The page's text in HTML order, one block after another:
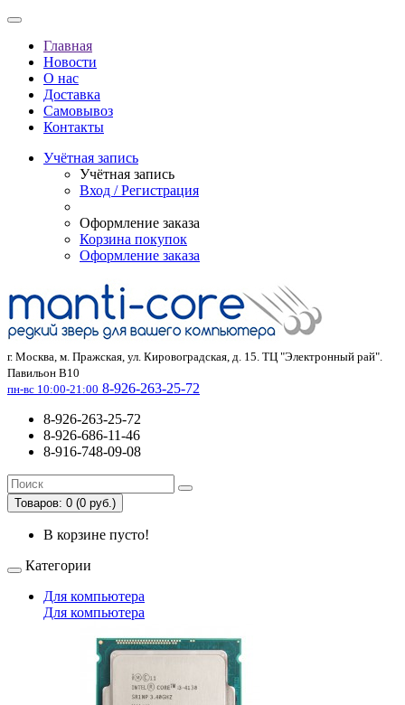
Главная
Новости
О нас
Доставка
Самовывоз
Контакты
Учётная запись
Учётная запись
Вход / Регистрация
Оформление заказа
Корзина покупок
Оформление заказа
г. Москва, м. Пражская, ул. Кировоградская, д. 15. ТЦ "Электронный рай".
Павильон В10
пн-вс 10:00-21:00 8-926-263-25-72
8-926-263-25-72
8-926-686-11-46
8-916-748-09-08
Товаров: 0 (0 руб.)
В корзине пусто!
Категории
Для компьютера
Для компьютера